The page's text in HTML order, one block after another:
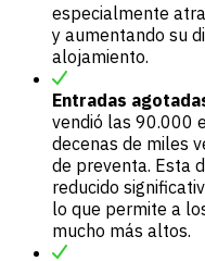
especialmente
y aumentando su
alojamiento.
Entradas
vendió las 90.000
decenas de miles
de preventa. Esta
reducido
lo que permite a
mucho más altos.